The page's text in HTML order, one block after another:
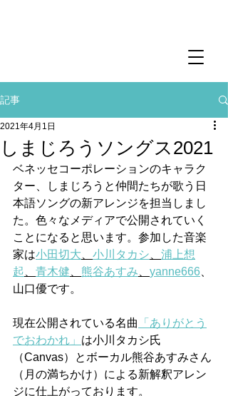
記事
しまじろうソングス2021
2021年4月1日
ベネッセコーポレーションのキャラク
ター、しまじろうと仲間たちが歌う日
本語ソングの新アレンジを担当しまし
た。色々なメディアで公開されていく
ことになると思います。参加した音楽
家は小田切大 小川タカシ
浦上想
起
青木健 熊谷あすみ yanne666
山口優です。
現在公開されている名曲
「ありがとう
でおわかれ」 は小川タカシ氏
（Canvas）とボーカル熊谷あすみさん
（月の満ちかけ）による新解釈アレン
ジに仕上がっております。